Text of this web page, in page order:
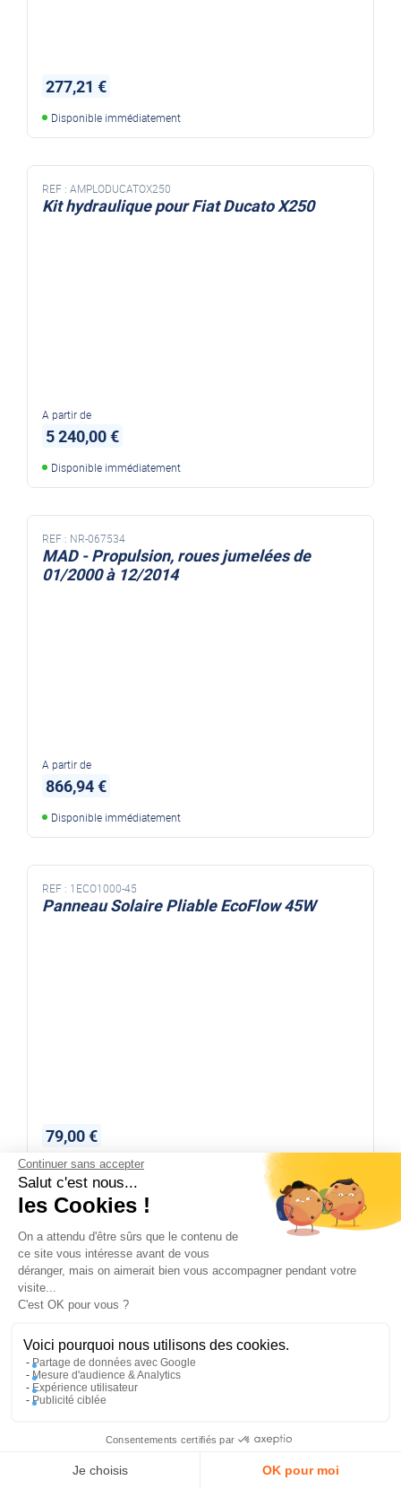
Continuer sans accepter
Salut c'est nous...
les Cookies !
On a attendu d'être sûrs que le contenu de
ce site vous intéresse avant de vous
déranger, mais on aimerait bien vous accompagner pendant votre
visite...
C'est OK pour vous ?
Voici pourquoi nous utilisons des cookies.
Partage de données avec Google
Mesure d'audience & Analytics
Expérience utilisateur
Publicité ciblée
Consentements certifiés par
Je choisis OK pour moi
Compte Panier
277,21 €
Disponible immédiatement
REF : AMPLODUCATOX250
Kit hydraulique pour Fiat Ducato X250
A partir de
5 240,00 €
Disponible immédiatement
REF : NR-067534
MAD - Propulsion, roues jumelées de
01/2000 à 12/2014
A partir de
866,94 €
Disponible immédiatement
REF : 1ECO1000-45
Panneau Solaire Pliable EcoFlow 45W
79,00 €
Expédié sous 3 semaines
REF :PLUS25
Powerservice Plus25
PROFITEZ DE -5 %
vous abonnant à notre newsletter !
J'en profite